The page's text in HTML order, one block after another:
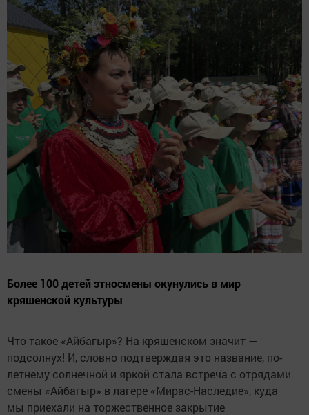
Более 100 детей этносмены окунулись в мир
кряшенской культуры
Что такое «Айбагыр»? На кряшенском значит —
подсолнух! И, словно подтверждая это название, по-
летнему солнечной и яркой стала встреча с отрядами
смены «Айбагыр» в лагере «Мирас-Наследие», куда
мы приехали на торжественное закрытие